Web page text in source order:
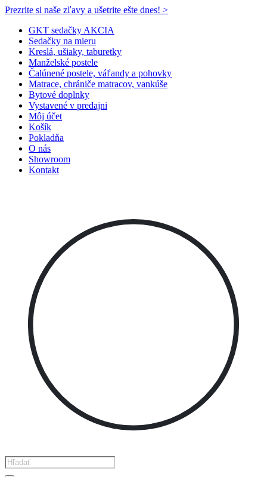
Prezrite si naše zľavy a ušetrite ešte dnes! >​
GKT sedačky AKCIA
Sedačky na mieru
Kreslá, ušiaky, taburetky
Manželské postele
Čalúnené postele, váľandy a pohovky
Matrace, chrániče matracov, vankúše
Bytové doplnky
Vystavené v predajni
Môj účet
Košík
Pokladňa
O nás
Showroom
Kontakt
Products
search